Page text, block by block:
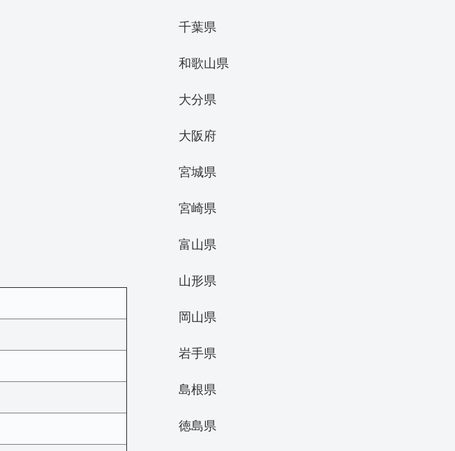
千葉県
和歌山県
大分県
大阪府
宮城県
宮崎県
富山県
山形県
岡山県
岩手県
島根県
徳島県